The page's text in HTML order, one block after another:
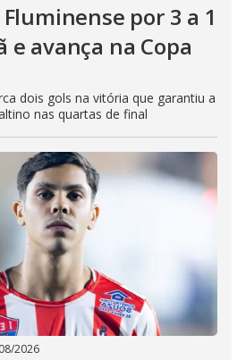
por 3 a 1
e avança na Copa
dois gols na vitória que garantiu a
nas quartas de final
2026